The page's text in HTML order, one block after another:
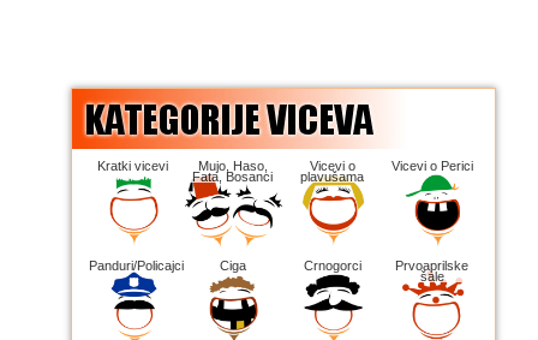
Kratki vicevi Mujo, Haso,
Fata, Bosanci
Vicevi o
plavušama
Vicevi o Perici
Panduri/Policajci Ciga Crnogorci Prvoaprilske
šale